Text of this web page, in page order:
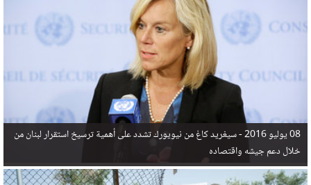
في البحر المتوسط هذا العام، أثناء محاولتهم الوصول إلى أوروبا، ليتجاوز ألفي شخص بعد العثور على
جثث 17 شخصا قبالة السواحل الإسبانية.
08 يوليو 2016 -
سيغريد كاغ من نيويورك تشدد على أهمية ترسيخ استقرار لبنان من
خلال دعم جيشه واقتصاده